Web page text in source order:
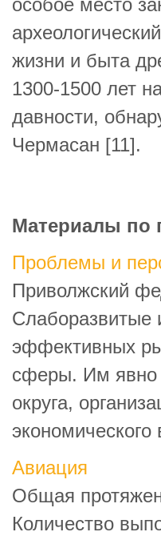
особое место
жизни и быта
1300-1500 лет
давности,
Чермасан [11].
Материалы по
Проблемы и
Приволжский
Слаборазвитые
эффективных
сферы. Им явно
округа,
экономического
Авиация
Общая
Количество